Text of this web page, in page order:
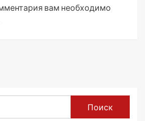
вам необходимо
Поиск